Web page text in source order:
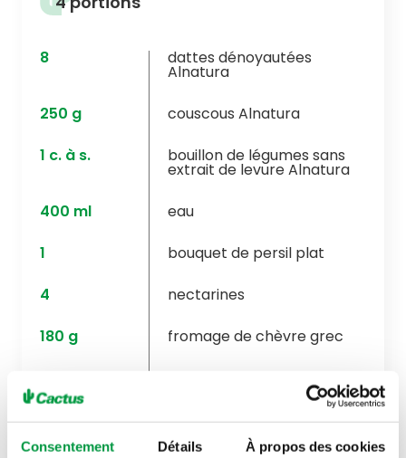
Consentement Détails À propos des cookies
8 dattes dénoyautées
Alnatura
250 g
couscous Alnatura
1 c. à s. bouillon de légumes sans
extrait de levure Alnatura
400 ml
eau
1
bouquet de persil plat
4
nectarines
180 g
fromage de chèvre grec
jus de citron vert